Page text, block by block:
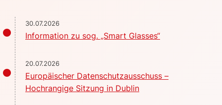
30.07.2026
Information zu sog. „Smart Glasses“
20.07.2026
Europäischer Datenschutzausschuss –
Hochrangige Sitzung in Dublin